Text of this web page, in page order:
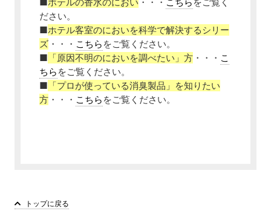
ださい。
■ホテル客室のにおいを科学で解決するシリー
ズ ・・・ こちら をご覧ください。
■ 「原因不明のにおいを調べたい」方 ・・・ こ
ちら をご覧ください。
■ 「プロが使っている消臭製品」を知りたい
方 ・・・ こちら をご覧ください。
トップに戻る